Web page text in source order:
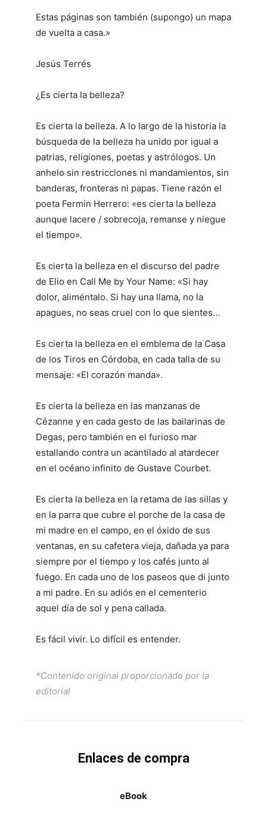
Estas páginas son también (supongo) un mapa
de vuelta a casa.»
Jesús Terrés
¿Es cierta la belleza?
Es cierta la belleza. A lo largo de la historia la
búsqueda de la belleza ha unido por igual a
patrias, religiones, poetas y astrólogos. Un
anhelo sin restricciones ni mandamientos, sin
banderas, fronteras ni papas. Tiene razón el
poeta Fermín Herrero: «es cierta la belleza
aunque lacere / sobrecoja, remanse y niegue
el tiempo».
Es cierta la belleza en el discurso del padre
de Elio en Call Me by Your Name: «Si hay
dolor, aliméntalo. Si hay una llama, no la
apagues, no seas cruel con lo que sientes…
Es cierta la belleza en el emblema de la Casa
de los Tiros en Córdoba, en cada talla de su
mensaje: «El corazón manda».
Es cierta la belleza en las manzanas de
Cézanne y en cada gesto de las bailarinas de
Degas, pero también en el furioso mar
estallando contra un acantilado al atardecer
en el océano infinito de Gustave Courbet.
Es cierta la belleza en la retama de las sillas y
en la parra que cubre el porche de la casa de
mi madre en el campo, en el óxido de sus
ventanas, en su cafetera vieja, dañada ya para
siempre por el tiempo y los cafés junto al
fuego. En cada uno de los paseos que di junto
a mi padre. En su adiós en el cementerio
aquel día de sol y pena callada.
Es fácil vivir. Lo difícil es entender.
*Contenido original proporcionado por la
editorial
Enlaces de compra
eBook